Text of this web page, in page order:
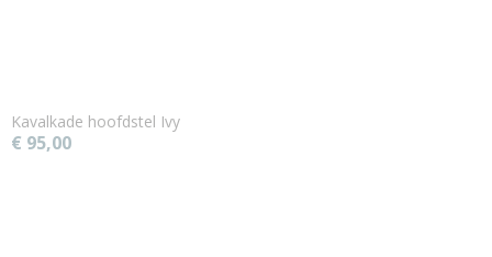
Kavalkade hoofdstel Ivy
€ 95,00